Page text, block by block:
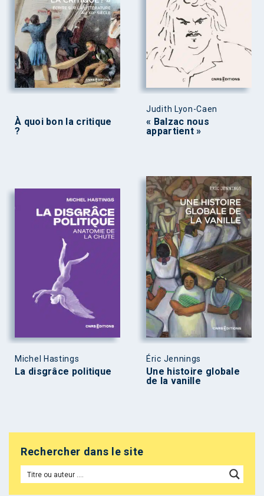
À quoi bon la critique
?
Judith Lyon-Caen
« Balzac nous
appartient »
Michel Hastings
La disgrâce politique
Éric Jennings
Une histoire globale
de la vanille
Rechercher dans le site